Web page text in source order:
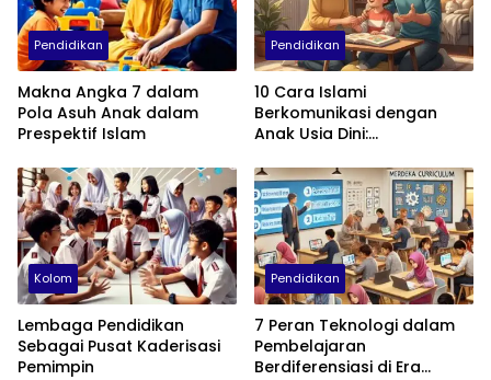
Pendidikan
Makna Angka 7 dalam
Pola Asuh Anak dalam
Prespektif Islam
Pendidikan
10 Cara Islami
Berkomunikasi dengan
Anak Usia Dini:
Empati, dan Cinta
Kolom
Lembaga Pendidikan
Sebagai Pusat Kaderisasi
Pemimpin
Pendidikan
7 Peran Teknologi dalam
Pembelajaran
Berdiferensiasi di Era